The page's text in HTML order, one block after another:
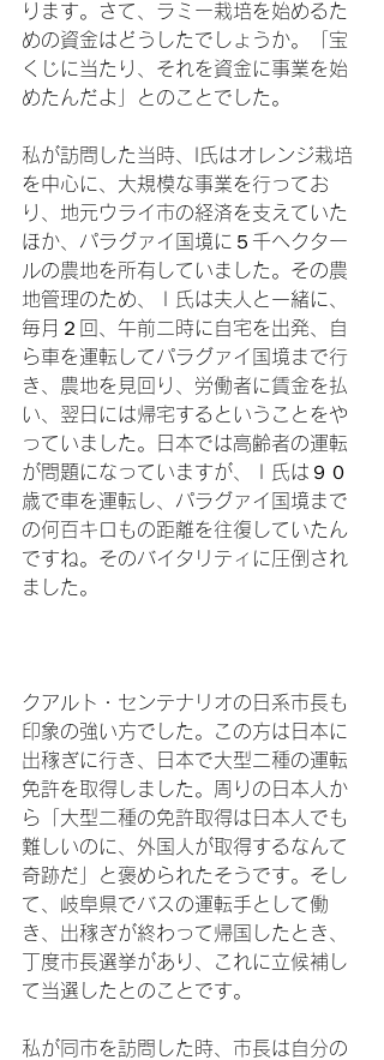
ります。さて、ラミー栽培を始めるた
めの資金はどうしたでしょうか。「宝
くじに当たり、それを資金に事業を始
めたんだよ」とのことでした。
私が訪問した当時、I氏はオレンジ栽培
を中心に、大規模な事業を行ってお
り、地元ウライ市の経済を支えていた
ほか、パラグァイ国境に５千ヘクター
ルの農地を所有していました。その農
地管理のため、Ｉ氏は夫人と一緒に、
毎月２回、午前二時に自宅を出発、自
ら車を運転してパラグァイ国境まで行
き、農地を見回り、労働者に賃金を払
い、翌日には帰宅するということをや
っていました。日本では高齢者の運転
が問題になっていますが、Ｉ氏は９０
歳で車を運転し、パラグァイ国境まで
の何百キロもの距離を往復していたん
ですね。そのバイタリティに圧倒され
ました。
クアルト・センテナリオの日系市長も
印象の強い方でした。この方は日本に
出稼ぎに行き、日本で大型二種の運転
免許を取得しました。周りの日本人か
ら「大型二種の免許取得は日本人でも
難しいのに、外国人が取得するなんて
奇跡だ」と褒められたそうです。そし
て、岐阜県でバスの運転手として働
き、出稼ぎが終わって帰国したとき、
丁度市長選挙があり、これに立候補し
て当選したとのことです。
私が同市を訪問した時、市長は自分の